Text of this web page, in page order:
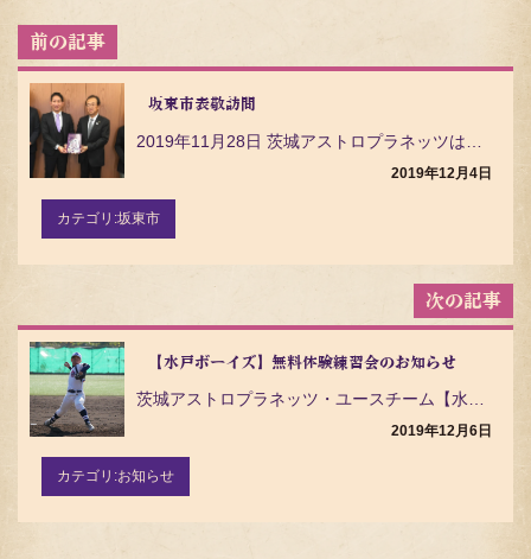
投
稿
ナ
ビ
ー
シ
坂東市表敬訪問
2019年12月4日
カテゴリ:坂東市
【水戸ボーイズ】無料体験練習会のお知らせ
茨城アストロプラネッツ・ユースチーム【水戸ボーイズ】が 小学6年生～中学3年生を対象とした《無料体験…
2019年12月6日
カテゴリ:お知らせ